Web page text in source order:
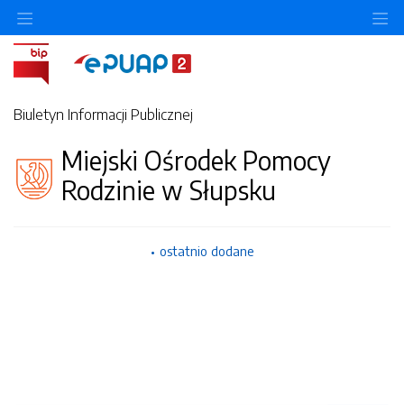
Biuletyn Informacji Publicznej
Miejski Ośrodek Pomocy
Rodzinie w Słupsku
ostatnio dodane